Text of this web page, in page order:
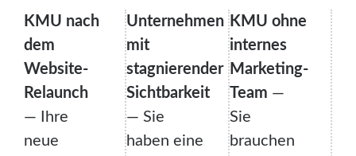
KMU nach
dem
Website-
Relaunch
— Ihre
neue
Unternehmen
mit
stagnierender
Sichtbarkeit
— Sie
haben eine
KMU ohne
internes
Marketing-
Team —
Sie
brauchen